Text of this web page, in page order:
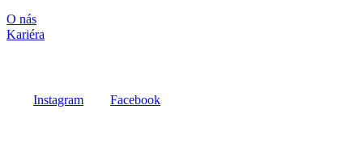
O nás
Kariéra
Instagram Facebook